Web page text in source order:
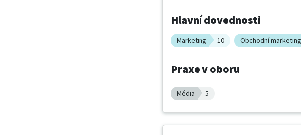
Hlavní dovednosti
Marketing 10 Obchodní marketing
Praxe v oboru
Média 5